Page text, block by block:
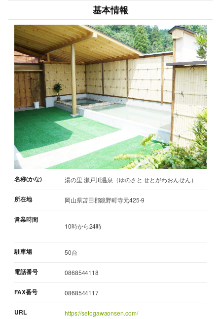
基本情報
名称(かな) 湯の里 瀬戸川温泉（ゆのさと せとがわおんせん）
所在地 岡山県苫田郡鏡野町寺元425-9
営業時間
10時から24時
駐車場 50台
電話番号 0868544118
FAX番号 0868544117
URL https://setogawaonsen.com/